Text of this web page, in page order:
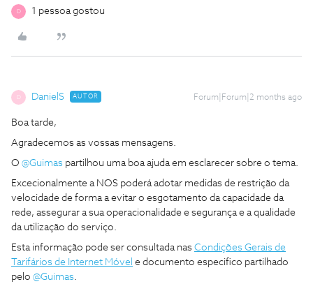
D 1 pessoa gostou
D DanielS AUTOR Forum|Forum|2 months ago
Boa tarde,
Agradecemos as vossas mensagens.
O ​ @Guimas partilhou uma boa ajuda em esclarecer sobre o tema.
Excecionalmente a NOS poderá adotar medidas de restrição da
velocidade de forma a evitar o esgotamento da capacidade da
rede, assegurar a sua operacionalidade e segurança e a qualidade
da utilização do serviço.
Esta informação pode ser consultada nas Condições Gerais de
Tarifários de Internet Móvel e documento especifico partilhado
pelo ​ @Guimas.